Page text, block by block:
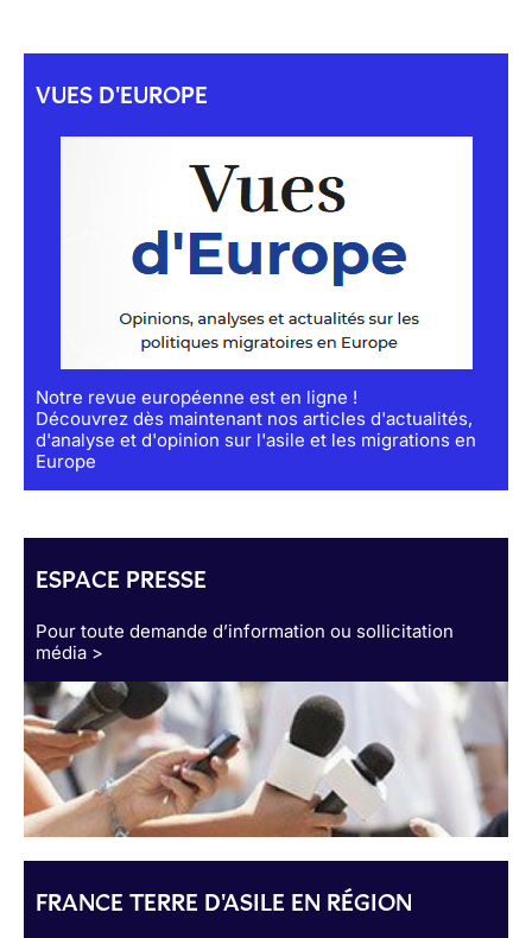
VUES D'EUROPE
Notre revue européenne est en ligne !
Découvrez dès maintenant nos articles d'actualités,
d'analyse et d'opinion sur l'asile et les migrations en
Europe
ESPACE PRESSE
Pour toute demande d’information ou sollicitation
média >
FRANCE TERRE D'ASILE EN RÉGION